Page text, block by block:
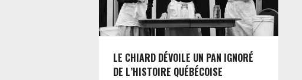
LE CHIARD DÉVOILE UN PAN IGNORÉ
DE L’HISTOIRE QUÉBÉCOISE